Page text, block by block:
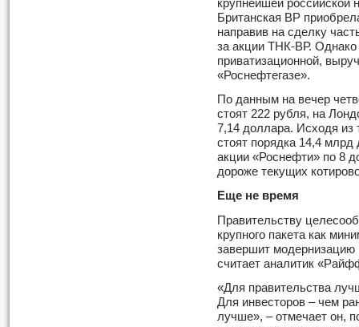
крупнейшей российской
Британская ВР
направив на сделку
за акции ТНК-ВР. Однако
приватизационной,
«Роснефтегазе».
По данным на вечер
стоят 222 рубля, на
7,14 доллара. Исходя из
стоят порядка 14,4
акции «Роснефти» по 8
дороже текущих
Еще не время
Правительству
крупного пакета как
завершит
считает аналитик
«Для правительства
Для инвесторов – чем
лучше», – отмечает он,